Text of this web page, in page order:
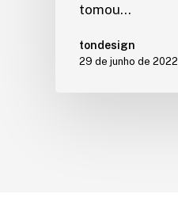
tomou…
tondesign
29 de junho de 2022